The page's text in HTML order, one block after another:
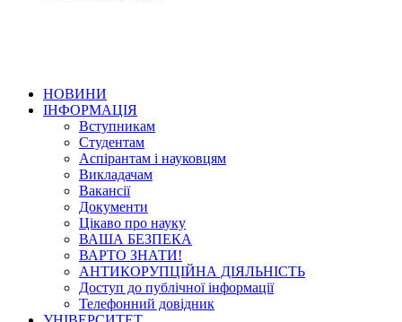
НОВИНИ
ІНФОРМАЦІЯ
Вступникам
Студентам
Аспірантам і науковцям
Викладачам
Вакансії
Документи
Цікаво про науку
ВАША БЕЗПЕКА
ВАРТО ЗНАТИ!
АНТИКОРУПЦІЙНА ДІЯЛЬНІСТЬ
Доступ до публічної інформації
Телефонний довідник